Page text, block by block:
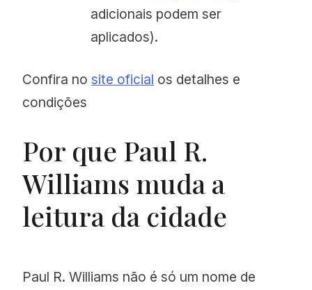
adicionais podem ser
aplicados).
Confira nosite oficial os detalhes e
condições
Por que Paul R.
Williams muda a
leitura da cidade
Paul R. Williams não é só um nome de